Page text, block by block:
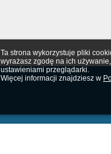
Ta strona wykorzystuje pliki
wyrażasz zgodę na ich
ustawieniami przeglądarki.
Więcej informacji znajdziesz w